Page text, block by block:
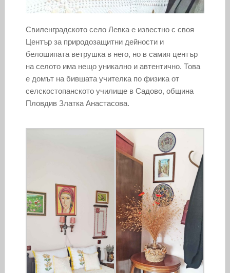
Свиленградското село Левка е известно с своя
Център за природозащитни дейности и
белошипата ветрушка в него, но в самия център
на селото има нещо уникално и автентично. Това
е домът на бившата учителка по физика от
селскостопанското училище в Садово, община
Пловдив Златка Анастасова.